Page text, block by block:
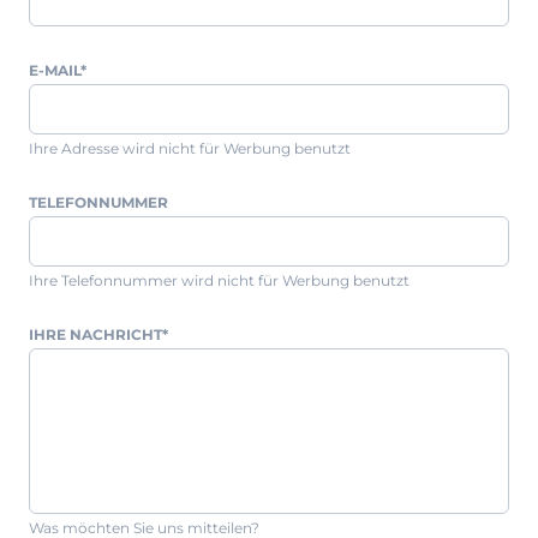
Einzelbetten & Futonbetten
Folie & Lack
Einzelmöbel & Schuhschränke
Couchtische
ALLES ANZEIGEN
Henders & Hazel Katalog
Prisma Journal
Möbelverkäufer (m/w/d)
Marketing-Manager (m/w/d)
Schreiner/Monteur (m/w/d)
Kontakt
Auftragsstatus anfordern
E-MAIL*
Ihre Adresse wird nicht für Werbung benutzt
TELEFONNUMMER
Ihre Telefonnummer wird nicht für Werbung benutzt
IHRE NACHRICHT*
Was möchten Sie uns mitteilen?